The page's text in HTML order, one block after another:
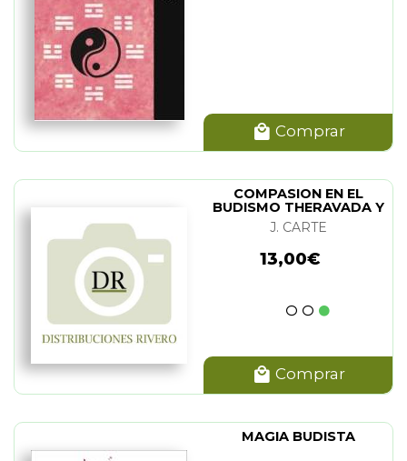
Comprar
COMPASION EN EL
BUDISMO THERAVADA Y
BUDISMO TIBETANO
J. CARTE
13,00€
Comprar
MAGIA BUDISTA